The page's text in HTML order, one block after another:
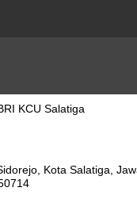
KCU Salatiga
Kota Salatiga,